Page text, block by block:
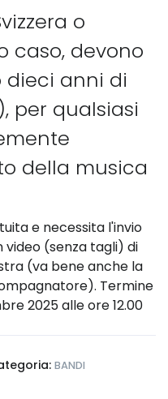
o
caso, devono
dieci anni di
per qualsiasi
della musica
e necessita l'invio
(senza tagli) di
(va bene anche la
Termine
2025 alle ore 12.00
BANDI